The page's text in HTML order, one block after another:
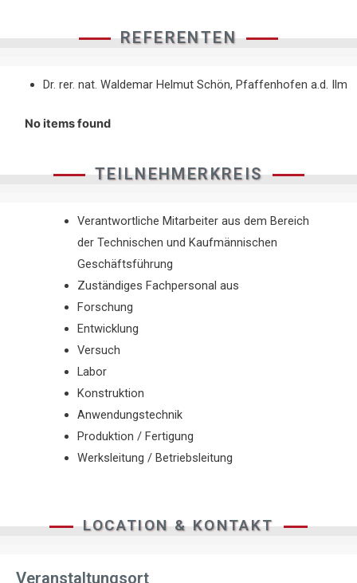
REFERENTEN
Dr. rer. nat. Waldemar Helmut Schön, Pfaffenhofen a.d. Ilm
No items found
TEILNEHMERKREIS
Verantwortliche Mitarbeiter aus dem Bereich
der Technischen und Kaufmännischen
Geschäftsführung
Zuständiges Fachpersonal aus
Forschung
Entwicklung
Versuch
Labor
Konstruktion
Anwendungstechnik
Produktion / Fertigung
Werksleitung / Betriebsleitung
LOCATION & KONTAKT
Veranstaltungsort